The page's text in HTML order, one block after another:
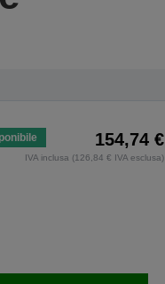
154,74 €
IVA inclusa (126,84 € IVA esclusa)